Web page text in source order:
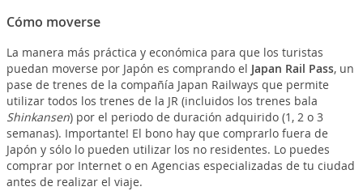
Cómo moverse
La manera más práctica y económica para que los turistas
puedan moverse por Japón es comprando el Japan Rail Pass, un
pase de trenes de la compañía Japan Railways que permite
utilizar todos los trenes de la JR (incluidos los trenes bala
Shinkansen) por el periodo de duración adquirido (1, 2 o 3
semanas). Importante! El bono hay que comprarlo fuera de
Japón y sólo lo pueden utilizar los no residentes. Lo puedes
comprar por Internet o en Agencias especializadas de tu ciudad
antes de realizar el viaje.